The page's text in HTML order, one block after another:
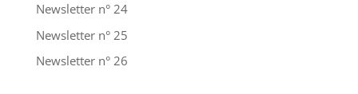
Newsletter n° 24
Newsletter n° 25
Newsletter n° 26